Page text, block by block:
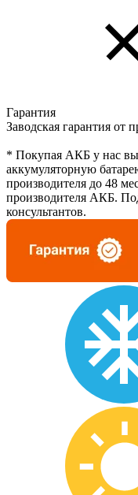
Гарантия
Заводская гарантия от
* Покупая АКБ у нас вы
аккумуляторную
производителя до 48
производителя АКБ.
консультантов.